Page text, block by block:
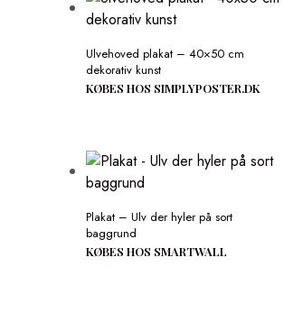
Ulvehoved plakat – 40×50 cm
dekorativ kunst
KØBES HOS SIMPLYPOSTER.DK
Plakat – Ulv der hyler på sort
baggrund
KØBES HOS SMARTWALL